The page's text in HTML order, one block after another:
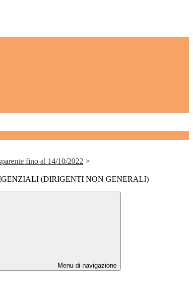
fino al 14/10/2022 >
(DIRIGENTI NON GENERALI)
Menu di navigazione